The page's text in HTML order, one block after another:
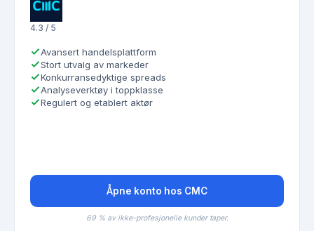
4.3 / 5
Avansert handelsplattform
Stort utvalg av markeder
Konkurransedyktige spreads
Analyseverktøy i toppklasse
Regulert og etablert aktør
Åpne konto hos CMC
69 % av ikke-profesjonelle kunder taper.